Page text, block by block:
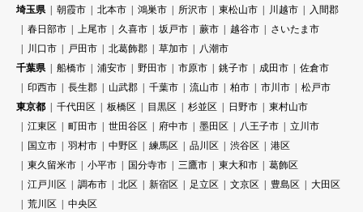
埼玉県
朝霞市 北本市 鴻巣市 所沢市 東松山市 川越市
入間郡
春日部市
上尾市 久喜市 坂戸市 蕨市 越谷市
さいたま市
川口市
戸田市 北葛飾郡 草加市
八潮市
千葉県
船橋市 浦安市 野田市 市原市 銚子市 成田市
佐倉市
印西市
長生郡 山武郡 千葉市 流山市 柏市 市川市
松戸市
東京都
千代田区 板橋区 目黒区 杉並区 日野市
東村山市
江東区
町田市 世田谷区 府中市 墨田区 八王子市
立川市
国立市
羽村市 中野区 練馬区 品川区 渋谷区
港区
東久留米市
小平市 国分寺市 三鷹市 東大和市
葛飾区
江戸川区
調布市 北区 新宿区 足立区 文京区 豊島区
大田区
荒川区
中央区